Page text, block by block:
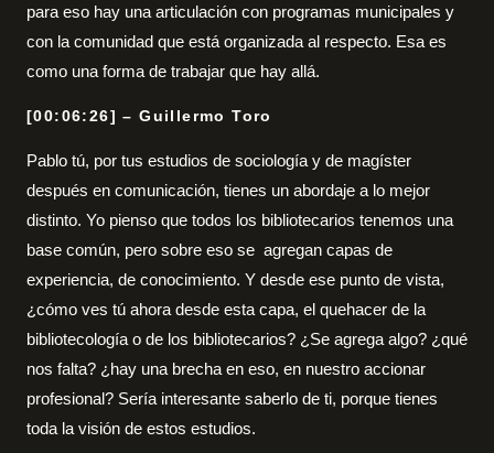
para eso hay una articulación con programas municipales y
con la comunidad que está organizada al respecto. Esa es
como una forma de trabajar que hay allá.
[00:06:26] – Guillermo Toro
Pablo tú, por tus estudios de sociología y de magíster
después en comunicación, tienes un abordaje a lo mejor
distinto. Yo pienso que todos los bibliotecarios tenemos una
base común, pero sobre eso se agregan capas de
experiencia, de conocimiento. Y desde ese punto de vista,
¿cómo ves tú ahora desde esta capa, el quehacer de la
bibliotecología o de los bibliotecarios? ¿Se agrega algo? ¿qué
nos falta? ¿hay una brecha en eso, en nuestro accionar
profesional? Sería interesante saberlo de ti, porque tienes
toda la visión de estos estudios.